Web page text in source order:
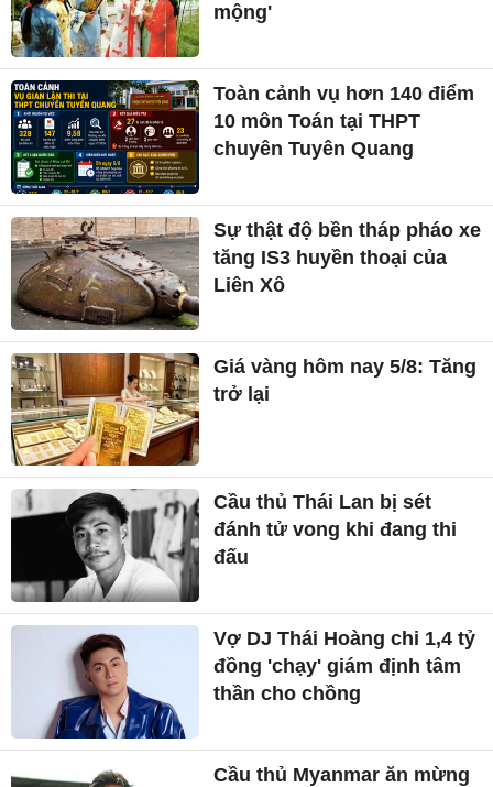
mộng'
Toàn cảnh vụ hơn 140 điểm
10 môn Toán tại THPT
chuyên Tuyên Quang
Sự thật độ bền tháp pháo xe
tăng IS3 huyền thoại của
Liên Xô
Giá vàng hôm nay 5/8: Tăng
trở lại
Cầu thủ Thái Lan bị sét
đánh tử vong khi đang thi
đấu
Vợ DJ Thái Hoàng chi 1,4 tỷ
đồng 'chạy' giám định tâm
thần cho chồng
Cầu thủ Myanmar ăn mừng